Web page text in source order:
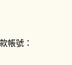
帳號：